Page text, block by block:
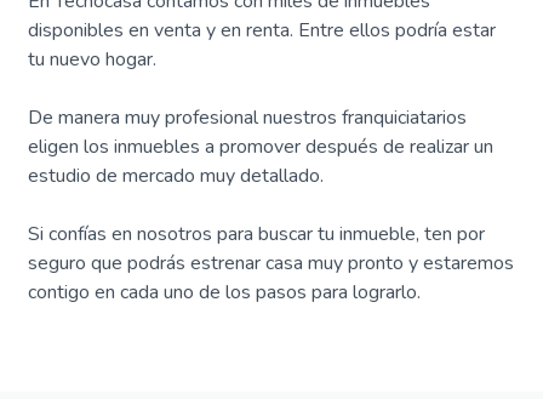
disponibles en venta y en renta. Entre ellos podría estar
tu nuevo hogar.
De manera muy profesional nuestros franquiciatarios
eligen los inmuebles a promover después de realizar un
estudio de mercado muy detallado.
Si confías en nosotros para buscar tu inmueble, ten por
seguro que podrás estrenar casa muy pronto y estaremos
contigo en cada uno de los pasos para lograrlo.